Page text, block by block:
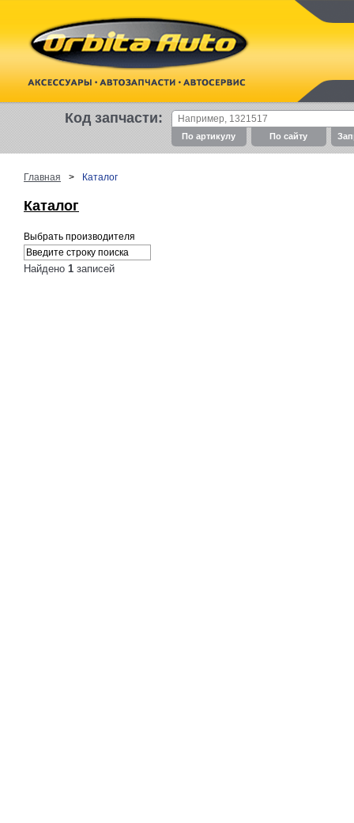
Код запчасти:
По артикулу По cайту
Главная > Каталог
Каталог
Выбрать производителя
Найдено 1 записей